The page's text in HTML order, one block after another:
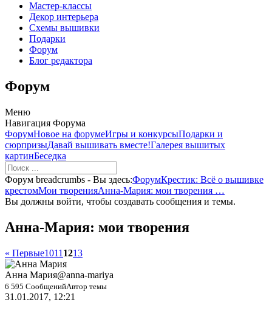
Мастер-классы
Декор интерьера
Схемы вышивки
Подарки
Форум
Блог редактора
Форум
Меню
Навигация Форума
ФорумНовое на форумеИгры и конкурсыПодарки и
сюрпризыДавай вышивать вместе!Галерея вышитых
картинБеседка
Форум breadcrumbs - Вы здесь:ФорумКрестик: Всё о вышивке
крестомМои творенияАнна-Мария: мои творения …
Вы должны войти, чтобы создавать сообщения и темы.
Анна-Мария: мои творения
« Первые1011 1213
Анна Мария@anna-mariya
6 595 СообщенийАвтор темы
31.01.2017, 12:21